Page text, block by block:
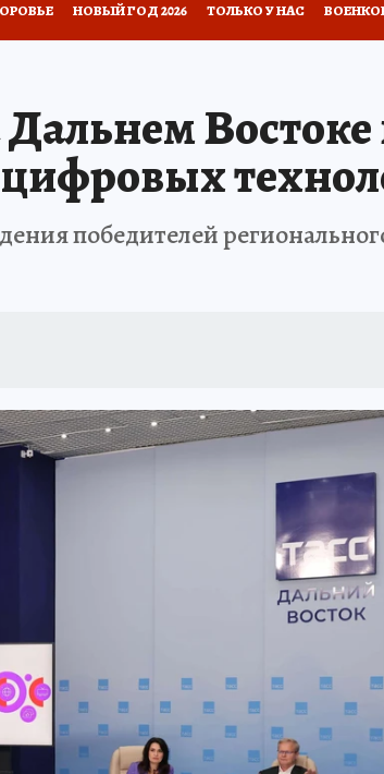
НОВЫЙ ГОД 2026 ТОЛЬКО У НАС
РОССИЯ 167 ЛЕТ ХАБАРОВСКУ ПРОИСШЕСТВИЯ
победителей